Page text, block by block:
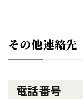
その他連絡先
電話番号